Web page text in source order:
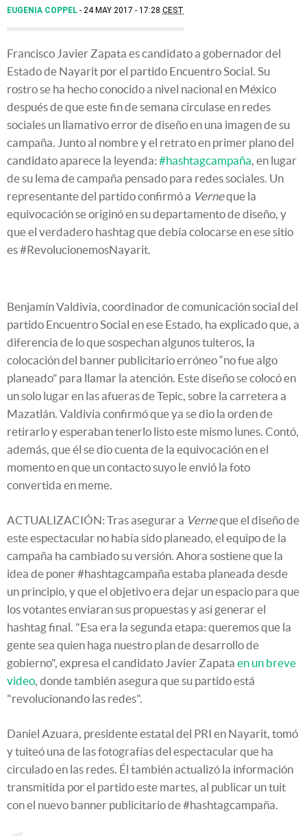
EUGENIA COPPEL 24 MAY 2017 - 17:28 CEST
Francisco Javier Zapata es candidato a gobernador del
Estado de Nayarit por el partido Encuentro Social. Su
rostro se ha hecho conocido a nivel nacional en México
después de que este fin de semana circulase en redes
sociales un llamativo error de diseño en una imagen de su
campaña. Junto al nombre y el retrato en primer plano del
candidato aparece la leyenda: #hashtagcampaña, en lugar
de su lema de campaña pensado para redes sociales. Un
representante del partido confirmó a Verneque la
equivocación se originó en su departamento de diseño, y
que el verdadero hashtag que debía colocarse en ese sitio
es #RevolucionemosNayarit.
Benjamín Valdivia, coordinador de comunicación social del
partido Encuentro Social en ese Estado, ha explicado que, a
diferencia de lo que sospechan algunos tuiteros, la
colocación del banner publicitario erróneo “no fue algo
planeado” para llamar la atención. Este diseño se colocó en
un solo lugar en las afueras de Tepic, sobre la carretera a
Mazatlán. Valdivia confirmó que ya se dio la orden de
retirarlo y esperaban tenerlo listo este mismo lunes. Contó,
además, que él se dio cuenta de la equivocación en el
momento en que un contacto suyo le envió la foto
convertida en meme.
ACTUALIZACIÓN: Tras asegurar a Verneque el diseño de
este espectacular no había sido planeado, el equipo de la
campaña ha cambiado su versión. Ahora sostiene que la
idea de poner #hashtagcampaña estaba planeada desde
un principio, y que el objetivo era dejar un espacio para que
los votantes enviaran sus propuestas y así generar el
hashtag final. "Esa era la segunda etapa: queremos que la
gente sea quien haga nuestro plan de desarrollo de
gobierno", expresa el candidato Javier Zapata en un breve
video, donde también asegura que su partido está
"revolucionando las redes".
Daniel Azuara, presidente estatal del PRI en Nayarit, tomó
y tuiteó una de las fotografías del espectacular que ha
circulado en las redes. Él también actualizó la información
transmitida por el partido este martes, al publicar un tuit
con el nuevo banner publicitario de #hashtagcampaña.